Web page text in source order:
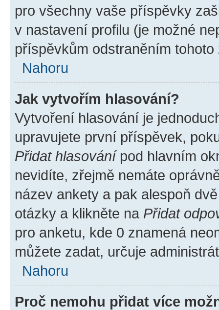
pro všechny vaše příspěvky
v nastavení profilu (je možné
příspěvkům odstraněním
Nahoru
Jak vytvořím hlasování?
Vytvoření hlasování je
upravujete první příspěvek,
Přidat hlasovánípod hlavním
nevidíte, zřejmě nemáte
název ankety a pak alespoň
otázky a klikněte na Přidat
pro anketu, kde 0 znamená
můžete zadat, určuje
Nahoru
Proč nemohu přidat více